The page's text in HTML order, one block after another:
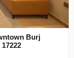
Burj